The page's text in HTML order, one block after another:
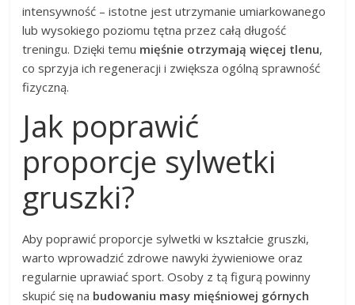
intensywność – istotne jest utrzymanie umiarkowanego
lub wysokiego poziomu tętna przez całą długość
treningu. Dzięki temu mięśnie otrzymają więcej tlenu,
co sprzyja ich regeneracji i zwiększa ogólną sprawność
fizyczną.
Jak poprawić
proporcje sylwetki
gruszki?
Aby poprawić proporcje sylwetki w kształcie gruszki,
warto wprowadzić zdrowe nawyki żywieniowe oraz
regularnie uprawiać sport. Osoby z tą figurą powinny
skupić się na budowaniu masy mięśniowej górnych